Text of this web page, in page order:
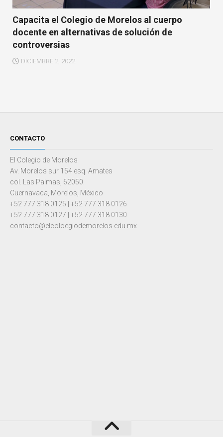
Capacita el Colegio de Morelos al cuerpo
docente en alternativas de solución de
controversias
DICIEMBRE 2, 2022
CONTACTO
El Colegio de Morelos
Av. Morelos sur 154 esq. Amates
col. Las Palmas, 62050.
Cuernavaca, Morelos, México
+52 777 318 0125 | +52 777 318 0126
+52 777 318 0127 | +52 777 318 0130
contacto@elcoloegiodemorelos.edu.mx